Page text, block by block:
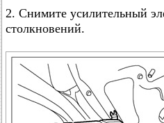
2. Снимите усилительный
столкновений.